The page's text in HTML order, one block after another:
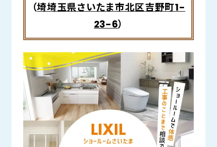
（埼埼玉県さいたま市北区吉野町1-
23-6）